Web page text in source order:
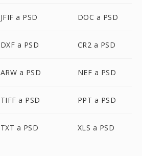
JFIF a PSD DOC a PSD
DXF a PSD CR2 a PSD
ARW a PSD NEF a PSD
TIFF a PSD PPT a PSD
TXT a PSD XLS a PSD